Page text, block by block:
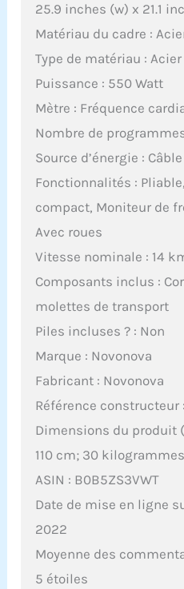
25.9 inches (w) x 21.1
Matériau du cadre :
Type de matériau :
Puissance : 550 Watt
Mètre : Fréquence
Nombre de
Source d’énergie :
Fonctionnalités :
compact, Moniteur de
Avec roues
Vitesse nominale : 14
Composants inclus :
molettes de transport
Piles incluses ? : Non
Marque : Novonova
Fabricant : Novonova
Référence constructeur
Dimensions du produit
110 cm; 30 kilogrammes
ASIN : B0B5ZS3VWT
Date de mise en ligne
2022
Moyenne des
5 étoiles